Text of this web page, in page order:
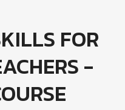
FOR
-